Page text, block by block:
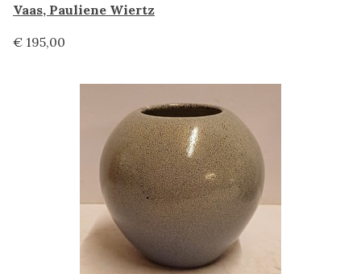
Vaas, Pauliene Wiertz
€ 195,00